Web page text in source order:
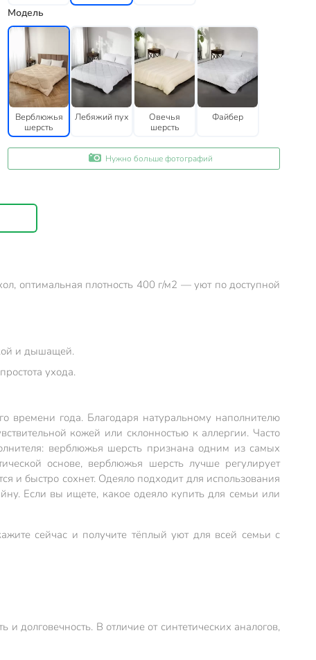
Модель
Верблюжья
шерсть
Лебяжий пух
Овечья
шерсть
Файбер
Нужно больше фотографий
оптимальная плотность 400 г/м2 — уют по доступной
и дышащей.
ухода.
года. Благодаря натуральному наполнителю
кожей или склонностью к аллергии. Часто
верблюжья шерсть признана одним из самых
основе, верблюжья шерсть лучше регулирует
и быстро сохнет. Одеяло подходит для использования
Если вы ищете, какое одеяло купить для семьи или
сейчас и получите тёплый уют для всей семьи с
долговечность. В отличие от синтетических аналогов,